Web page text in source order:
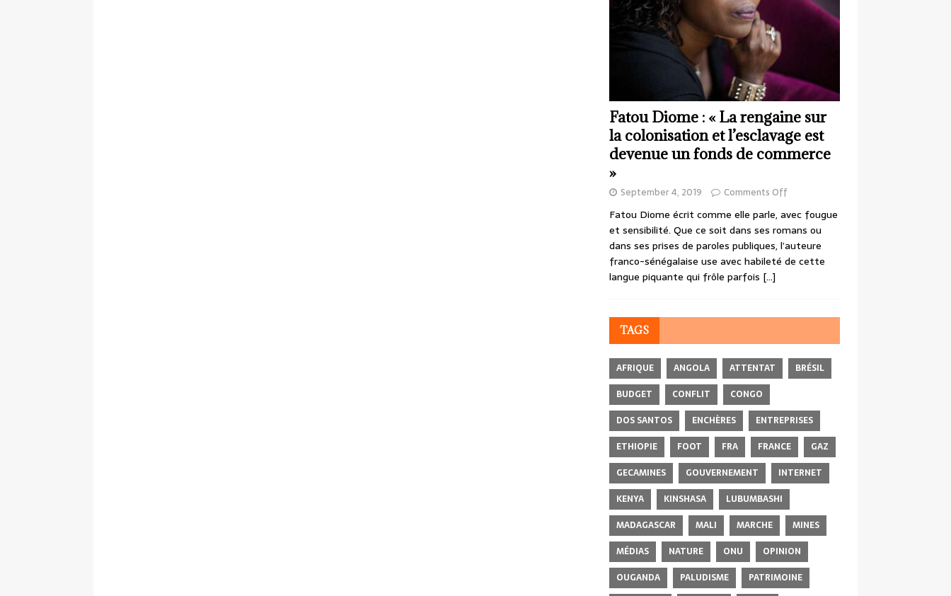
Fatou Diome : « La rengaine sur
la colonisation et l’esclavage est
devenue un fonds de commerce
»
September 4, 2019 Comments Off
Fatou Diome écrit comme elle parle, avec fougue
et sensibilité. Que ce soit dans ses romans ou
dans ses prises de paroles publiques, l’auteure
franco-sénégalaise use avec habileté de cette
langue piquante qui frôle parfois […]
TAGS
AFRIQUE ANGOLA ATTENTAT
BRÉSIL
BUDGET
CONFLIT
CONGO
DOS SANTOS
ENCHÈRES
ENTREPRISES
ETHIOPIE
FOOT FRA FRANCE
GAZ
GECAMINES
GOUVERNEMENT
INTERNET
KENYA
KINSHASA
LUBUMBASHI
MADAGASCAR
MALI MARCHE
MINES
MÉDIAS
NATURE ONU
OPINION
OUGANDA
PALUDISME PATRIMOINE